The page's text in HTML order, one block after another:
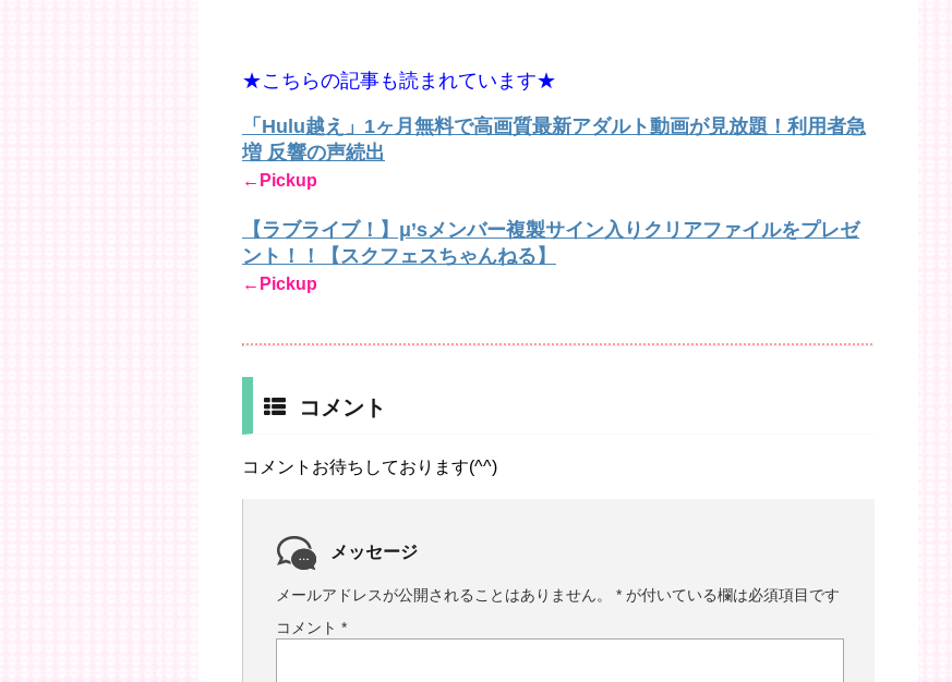
★こちらの記事も読まれています★
「Hulu越え」1ヶ月無料で高画質最新アダルト動画が見放題！利用者急
増 反響の声続出
←Pickup
【ラブライブ！】μ’sメンバー複製サイン入りクリアファイルをプレゼ
ント！！【スクフェスちゃんねる】
←Pickup
コメント
コメントお待ちしております(^^)
メッセージ
メールアドレスが公開されることはありません。 * が付いている欄は必須項目です
コメント *